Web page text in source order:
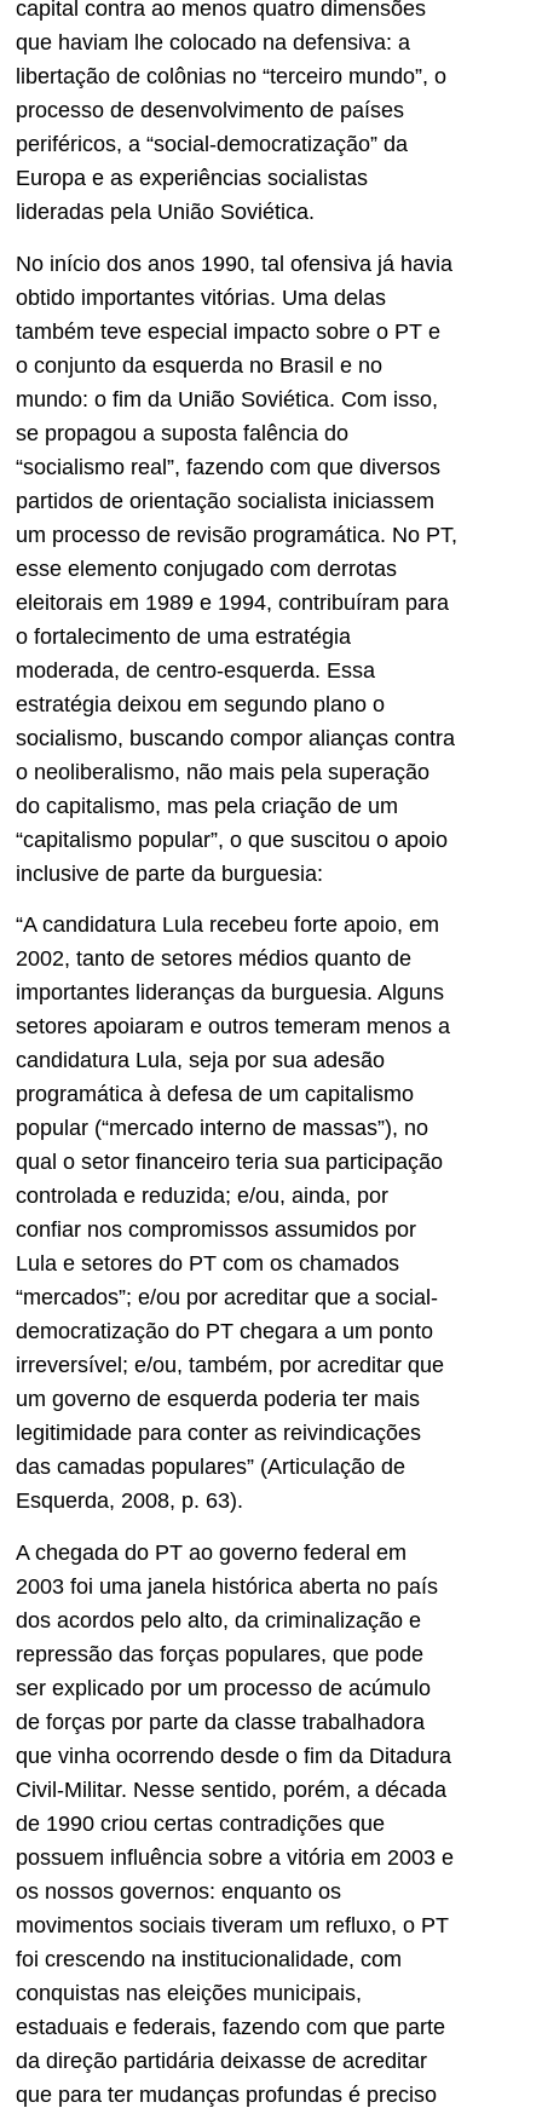
capital contra ao menos quatro dimensões
que haviam lhe colocado na defensiva: a
libertação de colônias no “terceiro mundo”, o
processo de desenvolvimento de países
periféricos, a “social-democratização” da
Europa e as experiências socialistas
lideradas pela União Soviética.
No início dos anos 1990, tal ofensiva já havia
obtido importantes vitórias. Uma delas
também teve especial impacto sobre o PT e
o conjunto da esquerda no Brasil e no
mundo: o fim da União Soviética. Com isso,
se propagou a suposta falência do
“socialismo real”, fazendo com que diversos
partidos de orientação socialista iniciassem
um processo de revisão programática. No PT,
esse elemento conjugado com derrotas
eleitorais em 1989 e 1994, contribuíram para
o fortalecimento de uma estratégia
moderada, de centro-esquerda. Essa
estratégia deixou em segundo plano o
socialismo, buscando compor alianças contra
o neoliberalismo, não mais pela superação
do capitalismo, mas pela criação de um
“capitalismo popular”, o que suscitou o apoio
inclusive de parte da burguesia:
“A candidatura Lula recebeu forte apoio, em
2002, tanto de setores médios quanto de
importantes lideranças da burguesia. Alguns
setores apoiaram e outros temeram menos a
candidatura Lula, seja por sua adesão
programática à defesa de um capitalismo
popular (“mercado interno de massas”), no
qual o setor financeiro teria sua participação
controlada e reduzida; e/ou, ainda, por
confiar nos compromissos assumidos por
Lula e setores do PT com os chamados
“mercados”; e/ou por acreditar que a social-
democratização do PT chegara a um ponto
irreversível; e/ou, também, por acreditar que
um governo de esquerda poderia ter mais
legitimidade para conter as reivindicações
das camadas populares” (Articulação de
Esquerda, 2008, p. 63).
A chegada do PT ao governo federal em
2003 foi uma janela histórica aberta no país
dos acordos pelo alto, da criminalização e
repressão das forças populares, que pode
ser explicado por um processo de acúmulo
de forças por parte da classe trabalhadora
que vinha ocorrendo desde o fim da Ditadura
Civil-Militar. Nesse sentido, porém, a década
de 1990 criou certas contradições que
possuem influência sobre a vitória em 2003 e
os nossos governos: enquanto os
movimentos sociais tiveram um refluxo, o PT
foi crescendo na institucionalidade, com
conquistas nas eleições municipais,
estaduais e federais, fazendo com que parte
da direção partidária deixasse de acreditar
que para ter mudanças profundas é preciso